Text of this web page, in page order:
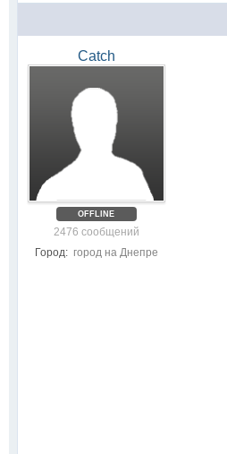
Catch
OFFLINE
2476 сообщений
Город: город на Днепре